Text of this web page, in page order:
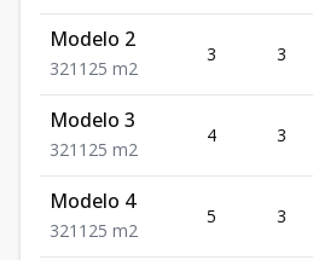
Modelo 2
321 125 m2
3 3
Modelo 3
321 125 m2
4 3
Modelo 4
321 125 m2
5 3